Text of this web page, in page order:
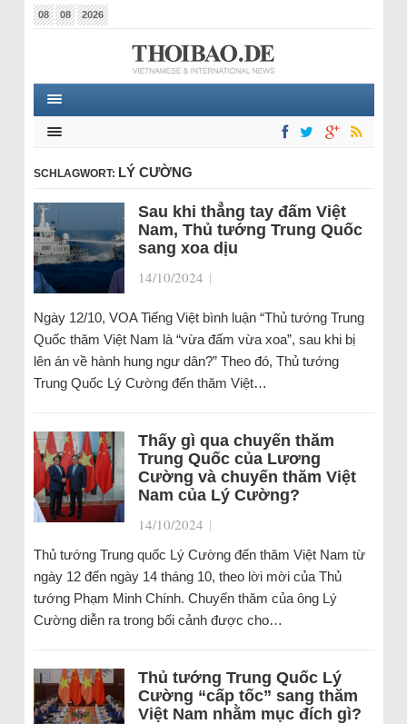
08 08 2026
SCHLAGWORT: LÝ CƯỜNG
Sau khi thẳng tay đấm Việt
Nam, Thủ tướng Trung Quốc
sang xoa dịu
14/10/2024 |
Ngày 12/10, VOA Tiếng Việt bình luận “Thủ tướng Trung
Quốc thăm Việt Nam là “vừa đấm vừa xoa”, sau khi bị
lên án về hành hung ngư dân?” Theo đó, Thủ tướng
Trung Quốc Lý Cường đến thăm Việt…
Thấy gì qua chuyến thăm
Trung Quốc của Lương
Cường và chuyến thăm Việt
Nam của Lý Cường?
14/10/2024 |
Thủ tướng Trung quốc Lý Cường đến thăm Việt Nam từ
ngày 12 đến ngày 14 tháng 10, theo lời mời của Thủ
tướng Phạm Minh Chính. Chuyến thăm của ông Lý
Cường diễn ra trong bối cảnh được cho…
Thủ tướng Trung Quốc Lý
Cường “cấp tốc” sang thăm
Việt Nam nhằm mục đích gì?